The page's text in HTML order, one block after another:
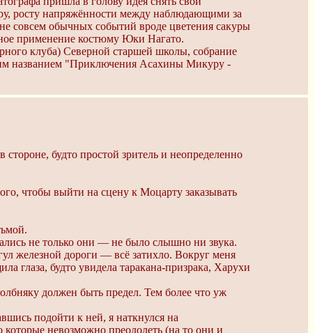
росту напряжённости между наблюдающими за
совсем обычных событий вроде цветения сакуры
применение костюму Юки Нагато.
клуба) Северной старшей школы, собрание
названием "Приключения Асахины Микуру -
будто простой зритель и неопределенно
чтобы выйти на сцену к Моцарту заказывать
не только они — не было слышно ни звука.
железной дороги — всё затихло. Вокруг меня
будто увидела таракана-призрака, Харухи
должен быть предел. Тем более что уж
подойти к ней, я наткнулся на
невозможно преодолеть (на то они и